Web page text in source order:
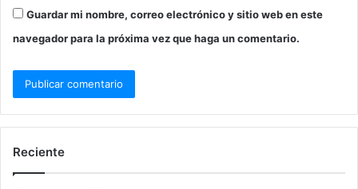
Guardar mi nombre, correo electrónico y sitio web en este
navegador para la próxima vez que haga un comentario.
Reciente